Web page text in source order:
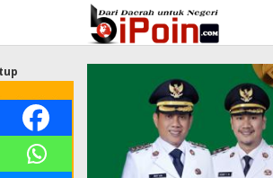
konten